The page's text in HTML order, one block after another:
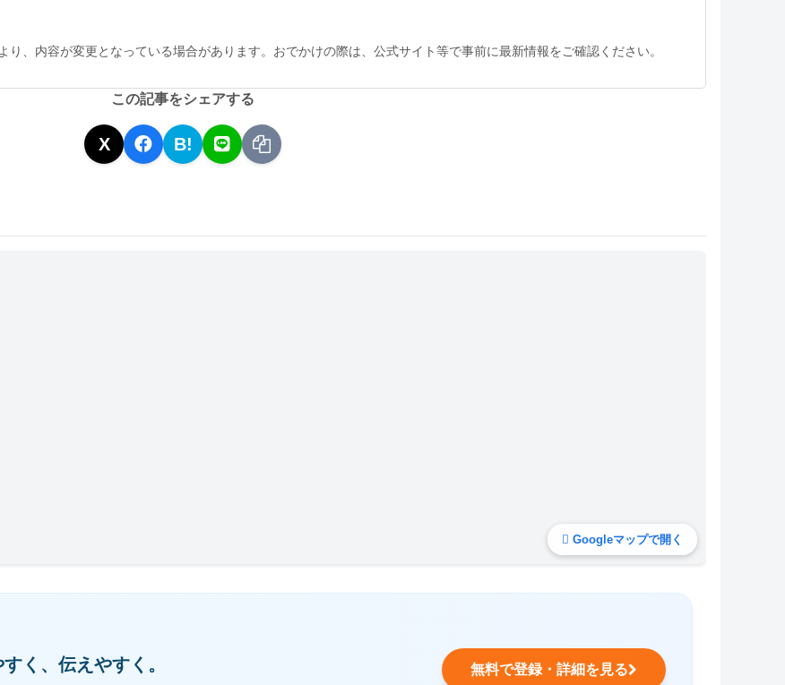
、内容が変更となっている場合があります。おでかけの際は、公式サイト等で事前に最新情報をご確認ください。
この記事をシェアする
X B!
Googleマップで開く
く、伝えやすく。 無料で登録・詳細を見る